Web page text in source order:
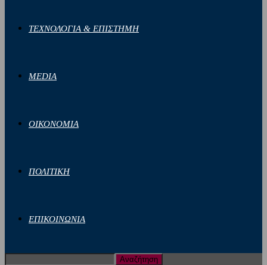
ΤΕΧΝΟΛΟΓΙΑ & ΕΠΙΣΤΗΜΗ
MEDIA
ΟΙΚΟΝΟΜΙΑ
ΠΟΛΙΤΙΚΗ
ΕΠΙΚΟΙΝΩΝΙΑ